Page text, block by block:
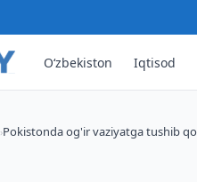
O‘zbekiston Iqtisod
›Pokistonda og'ir vaziyatga tushib